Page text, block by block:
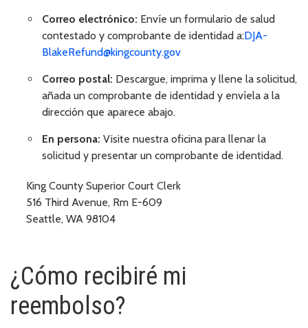
Correo electrónico: Envíe un formulario de salud
contestado y comprobante de identidad a:DJA-
BlakeRefund@kingcounty.gov
Correo postal: Descargue, imprima y llene la solicitud,
añada un comprobante de identidad y envíela a la
dirección que aparece abajo.
En persona: Visite nuestra oficina para llenar la
solicitud y presentar un comprobante de identidad.
King County Superior Court Clerk
516 Third Avenue, Rm E-609
Seattle, WA 98104
¿Cómo recibiré mi
reembolso?